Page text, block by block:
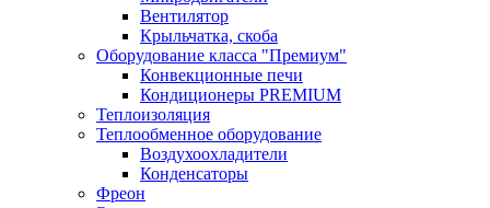
Вентилятор
Крыльчатка, скоба
Оборудование класса "Премиум"
Конвекционные печи
Кондиционеры PREMIUM
Теплоизоляция
Теплообменное оборудование
Воздухоохладители
Конденсаторы
Фреон